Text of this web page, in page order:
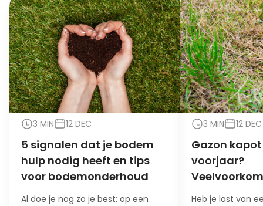
3 MIN 12 DEC
5 signalen dat je bodem
hulp nodig heeft en tips
voor bodemonderhoud
Al doe je nog zo je best: op een
3 MIN 12 DEC
Gazon
voorjaar?
oorzaken
Heb je last van